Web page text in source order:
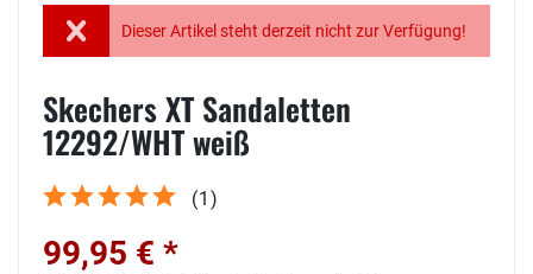
Dieser Artikel steht derzeit nicht zur Verfügung!
Skechers XT Sandaletten
12292/WHT weiß
(1 )
99,95 € *